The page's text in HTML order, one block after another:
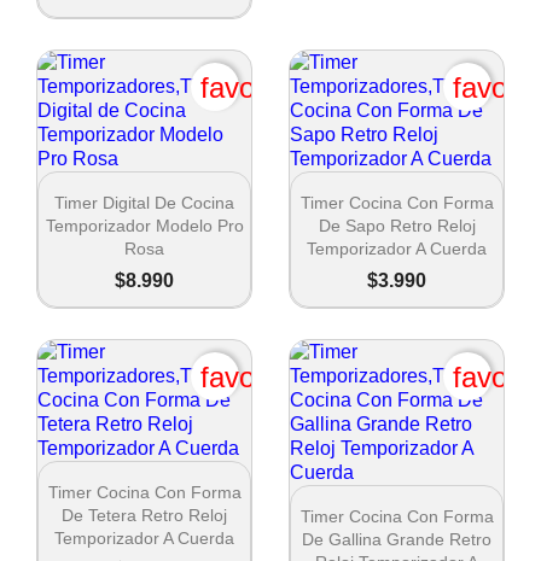
 Vista rápida
Timer Digital De Cocina
Temporizador Modelo Pro
Rosa
$8.990
favorite_border
 Vista rápida
Timer Cocina Con Forma
De Sapo Retro Reloj
Temporizador A Cuerda
$3.990
 Vista rápida
Timer Cocina Con Forma
De Tetera Retro Reloj
Temporizador A Cuerda
favorite_border
 Vista rápida
Timer Cocina Con Forma
De Gallina Grande Retro